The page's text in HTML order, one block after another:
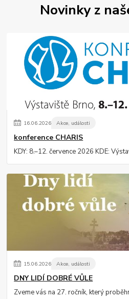
Novinky z
16.06.2026 Akce, události
konference CHARIS
KDY: 8.–12. července 2026 KDE:
15.06.2026 Akce, události
DNY LIDÍ DOBRÉ VŮLE
Zveme vás na 27. ročník, který